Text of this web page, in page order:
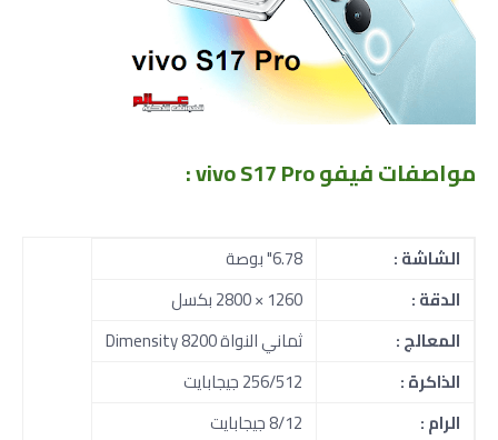
مواصفات فيفو vivo S17 Pro :
الشاشة :
6.78" بوصة
الدقة :
1260 × 2800 بكسل
المعالج :
ثماني النواة Dimensity 8200
الذاكرة :
256/512 جيجابايت
الرام :
8/12 جيجابايت